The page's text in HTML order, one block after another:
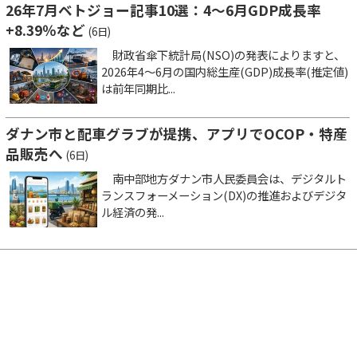
26年7月ベトジョー記事10選：4～6月GDP成長率
+8.39％など (6日)
財政省傘下統計局(NSO)の発表によりますと、
2026年4～6月の国内総生産(GDP)成長率(推定値)
は前年同期比...
ダナン市と配車グラブが提携、アプリでOCOP・特産
品販売へ (6日)
南中部地方ダナン市人民委員会は、デジタルト
ランスフォーメーション(DX)の推進およびデジタ
ル経済の発...